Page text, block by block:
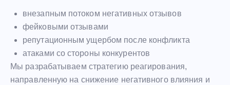
внезапным потоком негативных отзывов
фейковыми отзывами
репутационным ущербом после конфликта
атаками со стороны конкурентов
Мы разрабатываем стратегию реагирования,
направленную на снижение негативного влияния и